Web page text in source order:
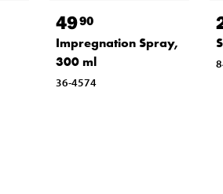
4990
Impregnation Spray,
300 ml
36-4574